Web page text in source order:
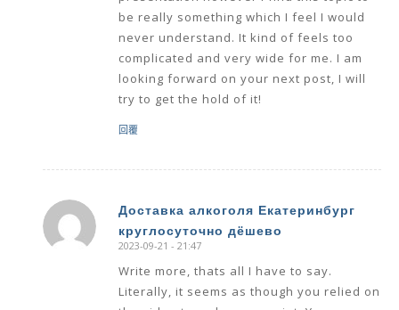
be really something which I feel I would
never understand. It kind of feels too
complicated and very wide for me. I am
looking forward on your next post, I will
try to get the hold of it!
回覆
Доставка алкоголя Екатеринбург
круглосуточно дёшево
says:
2023-09-21 - 21:47
Write more, thats all I have to say.
Literally, it seems as though you relied on